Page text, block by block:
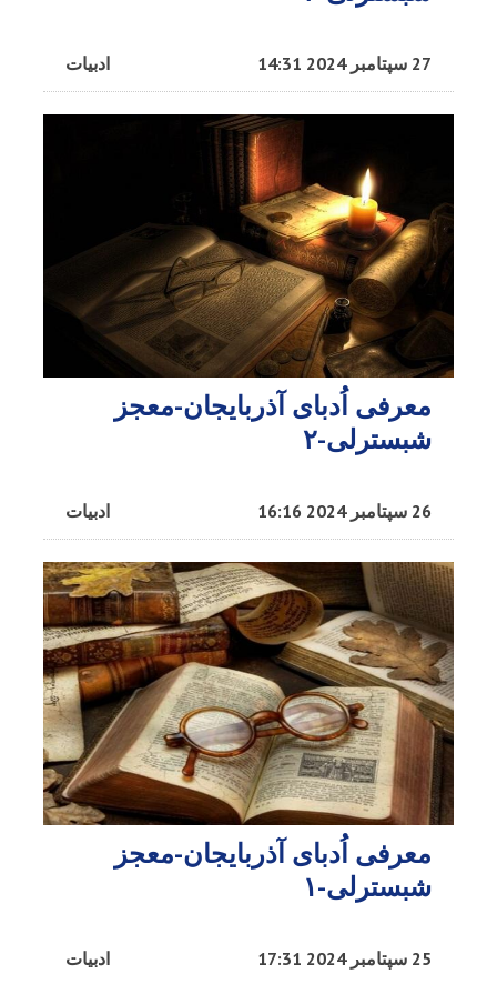
ادبیات 27 سپتامبر 2024 14:31
معرفی اُدبا‌ی آذربایجان-معجز
شبسترلی-۲
ادبیات 26 سپتامبر 2024 16:16
معرفی اُدبا‌ی آذربایجان-معجز
شبسترلی-۱
ادبیات 25 سپتامبر 2024 17:31